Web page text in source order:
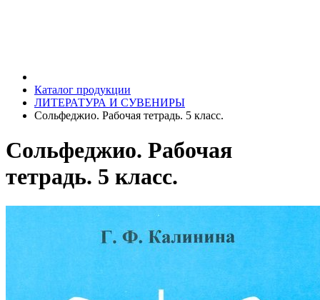
Каталог продукции
ЛИТЕРАТУРА И СУВЕНИРЫ
Сольфеджио. Рабочая тетрадь. 5 класс.
Сольфеджио. Рабочая
тетрадь. 5 класс.